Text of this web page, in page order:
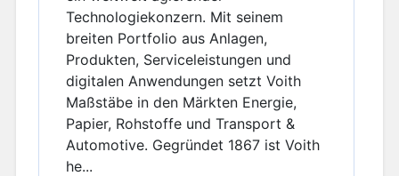
Technologiekonzern. Mit seinem
breiten Portfolio aus Anlagen,
Produkten, Serviceleistungen und
digitalen Anwendungen setzt Voith
Maßstäbe in den Märkten Energie,
Papier, Rohstoffe und Transport &
Automotive. Gegründet 1867 ist Voith
he...